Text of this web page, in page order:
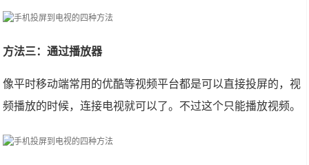
方法三：通过播放器
像平时移动端常用的优酷等视频平台都是可以直接投屏的，视
频播放的时候，连接电视就可以了。不过这个只能播放视频。